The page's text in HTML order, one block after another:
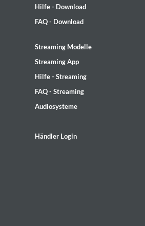
Hilfe - Download
FAQ - Download
Streaming Modelle
Streaming App
Hilfe - Streaming
FAQ - Streaming
Audiosysteme
Händler Login